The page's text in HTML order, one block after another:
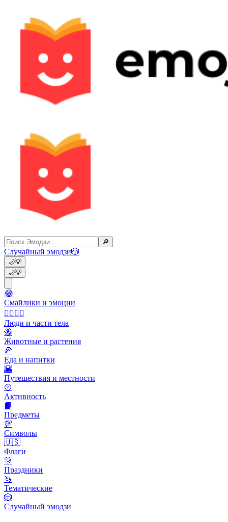
🔎
Случайный эмодзи🎲
🌙💡
🌙💡
😂
Смайлики и эмоции
👩‍❤️‍💋‍👨
Люди и части тела
🐝
Животные и растения
🍕
Еда и напитки
🌇
Путешествия и местности
🥎
Активность
📙
Предметы
💯
Символы
🇺🇸
Флаги
🎊
Праздники
🦄
Тематические
🎲
Случайный эмодзи